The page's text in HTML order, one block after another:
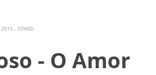
2015 - 07H00
- O Amor